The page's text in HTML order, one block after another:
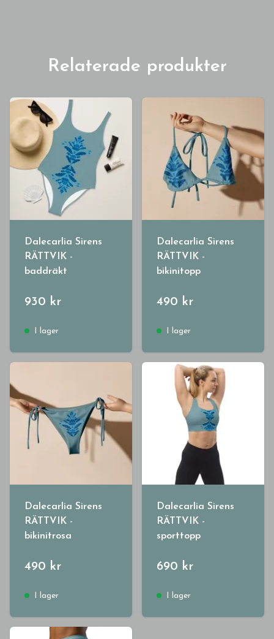
Relaterade produkter
Dalecarlia Sirens
RÄTTVIK -
baddräkt
930 kr
I lager
Dalecarlia Sirens
RÄTTVIK -
bikinitopp
490 kr
I lager
Dalecarlia Sirens
RÄTTVIK -
bikinitrosa
490 kr
I lager
Dalecarlia Sirens
RÄTTVIK -
sporttopp
690 kr
I lager